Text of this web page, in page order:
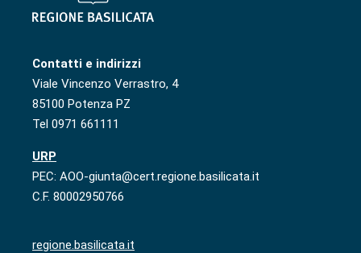
Contatti e indirizzi
Viale Vincenzo Verrastro, 4
85100 Potenza PZ
Tel 0971 661111
URP
PEC: AOO-giunta@cert.regione.basilicata.it
C.F. 80002950766
regione.basilicata.it